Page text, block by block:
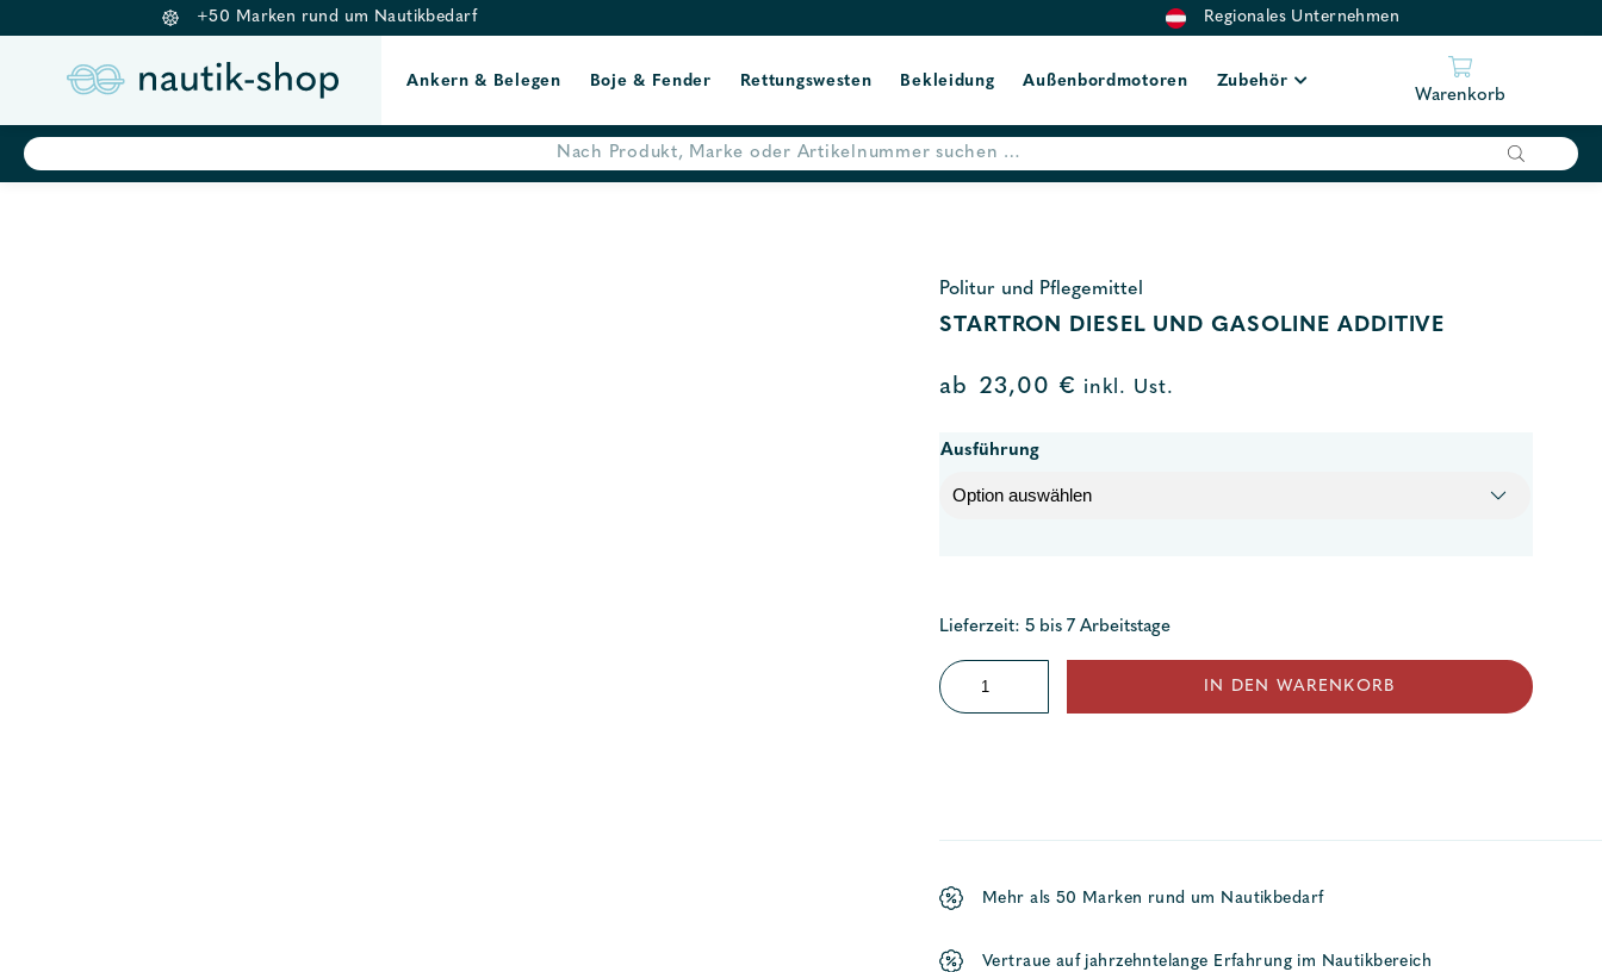
Springe
+50 Marken rund um Nautikbedarf Regionales Unternehmen
Ankern & Belegen Boje & Fender Rettungswesten Bekleidung Außenbordmotoren
Zubehör
Warenkorb
Products
search
Politur und Pflegemittel
STARTRON DIESEL UND GASOLINE ADDITIVE
ab 23,00 € inkl. Ust.
Ausführung
Lieferzeit: 5 bis 7 Arbeitstage
Startron
Diesel
IN DEN WARENKORB
Mehr als 50 Marken rund um Nautikbedarf
Vertraue auf jahrzehntelange Erfahrung im Nautikbereich